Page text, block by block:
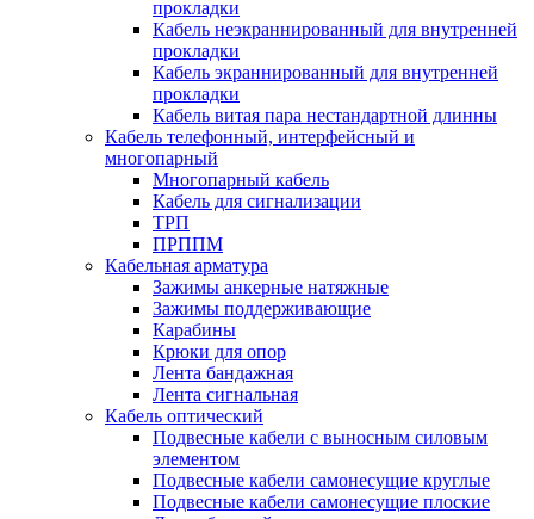
прокладки
Кабель неэкраннированный для внутренней
прокладки
Кабель экраннированный для внутренней
прокладки
Кабель витая пара нестандартной длинны
Кабель телефонный, интерфейсный и
многопарный
Многопарный кабель
Кабель для сигнализации
ТРП
ПРППМ
Кабельная арматура
Зажимы анкерные натяжные
Зажимы поддерживающие
Карабины
Крюки для опор
Лента бандажная
Лента сигнальная
Кабель оптический
Подвесные кабели с выносным силовым
элементом
Подвесные кабели самонесущие круглые
Подвесные кабели самонесущие плоские